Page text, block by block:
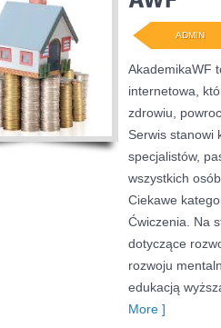
ADMIN
AkademikaWF
internetowa,
zdrowiu,
Serwis stanowi
specjalistów,
wszystkich
Ciekawe
Ćwiczenia. Na
dotyczące
rozwoju
edukacją
More ]